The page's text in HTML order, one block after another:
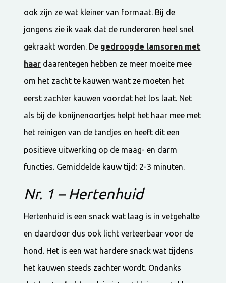
ook zijn ze wat kleiner van formaat. Bij de
jongens zie ik vaak dat de runderoren heel snel
gekraakt worden. De gedroogde lamsoren met
haar daarentegen hebben ze meer moeite mee
om het zacht te kauwen want ze moeten het
eerst zachter kauwen voordat het los laat. Net
als bij de konijnenoortjes helpt het haar mee met
het reinigen van de tandjes en heeft dit een
positieve uitwerking op de maag- en darm
functies. Gemiddelde kauw tijd: 2-3 minuten.
Nr. 1 – Hertenhuid
Hertenhuid is een snack wat laag is in vetgehalte
en daardoor dus ook licht verteerbaar voor de
hond. Het is een wat hardere snack wat tijdens
het kauwen steeds zachter wordt. Ondanks